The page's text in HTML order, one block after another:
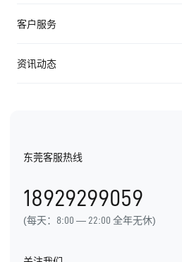
高科技
客户服务
资源中心
用户手册
资讯动态
发展历程
产品动态
东莞客服热线
18929299059
(每天：8:00 — 22:00 全年无休)